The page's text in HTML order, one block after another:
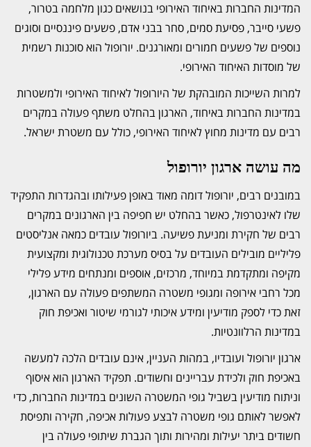
המדינות החברות באיחוד האירופי בנושאים כגון מלחמה בטרור,
פשעי סייבר, פסיעת סמים, סחר בבני אדם, פשעים פיננסיים וסוגים
נוספים של פשעים חמורים ומאורגנים. יורופול הוא סוכנות רשמית
של מוסדות האיחוד האירופי.
למרות השייכות המובהקת של היורופול לאיחוד האירופי ולמשטרות
במדינות החברות באיחוד, הארגון בהחלט משתף פעולה במקרים
רבים עם מדינות מחוץ לאיחוד האירופי, כולל עם משטרת ישראל.
מה עושה ארגון יורופול
במובנים רבים, יורופול דומה מאוד באופן פעילותו ובהגדרות התפקיד
שלו לאינטרפול, כאשר בהחלט יש חפיפה בין הארגונים במקרים
רבים של חקירת ומניעת פשיעה. ביורופול עובדים כמאה אנליסטים
פליליים מובילים העובדים על בסיס מערכת טכנולוגית ומקצועית
מקיפה ומתקדמת במיוחד, מרכזים, אוספים ומנתחים מידע פלילי
מכל רחבי אירופה ומגופי משטרה המשתפים פעולה עם הארגון,
זאת כדי לספק מודיעין ומידע איכותי לגורמי שיטור ואכיפת חוק
במדינות הרלוונטיות.
ארגון יורופול ועובדיו, במהות העניין, אינם עובדים הלכה למעשה
באכיפת חוק ולכידת עבריינים וחשודים. תפקיד הארגון הוא איסוף
וניתוח מודיעין בשביל גופי המשטרה השונים במדינות החברות, כדי
לאפשר לאותם גופי משטרה לבצע פעולות אכיפה, חקירה ותפיסת
חשודים ביתר יעילות ומהירות ותוך הגברת שיתופי פעולה בין